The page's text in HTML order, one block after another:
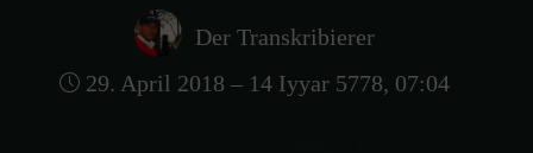
Der Transkribierer
29. April 2018 – 14 Iyyar 5778, 07:04